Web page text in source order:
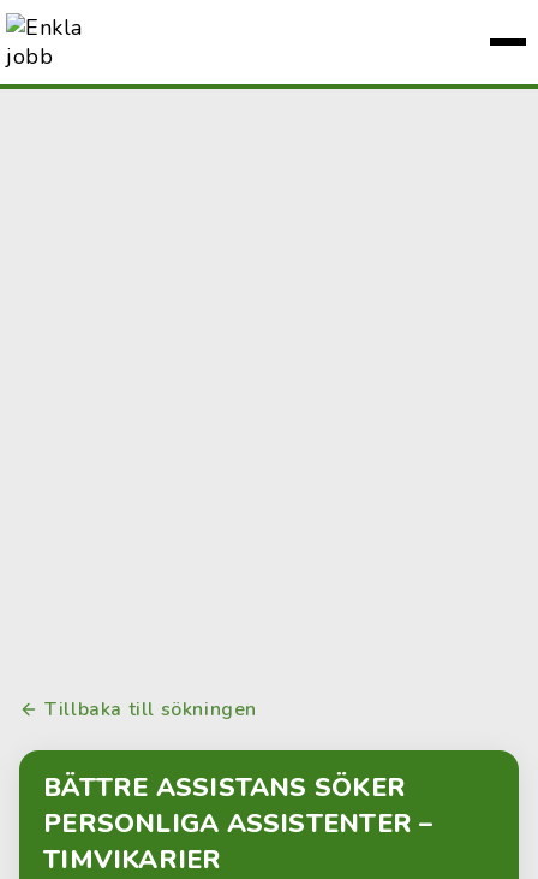
Tillbaka till sökningen
BÄTTRE ASSISTANS SÖKER
PERSONLIGA ASSISTENTER –
TIMVIKARIER